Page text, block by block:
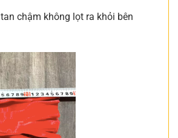
chậm không lọt ra khỏi bên